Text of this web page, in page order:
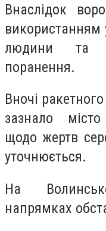
Внаслідок
використанням
людини та
поранення.
Вночі
зазнало
щодо жертв
уточнюється.
На
напрямках